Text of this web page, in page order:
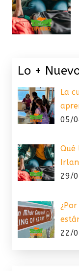
Lo +
La
05/
Qué
29/
22/